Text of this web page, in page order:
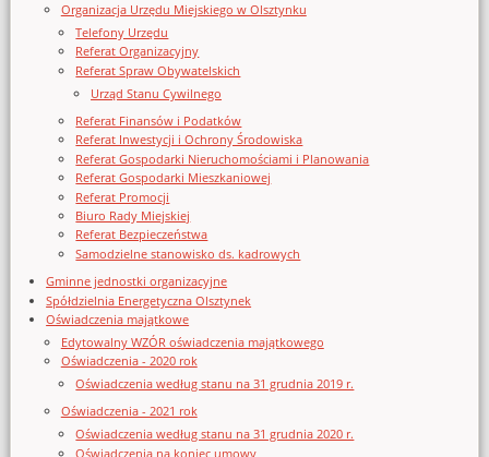
Organizacja Urzędu Miejskiego w Olsztynku
Telefony Urzędu
Referat Organizacyjny
Referat Spraw Obywatelskich
Urząd Stanu Cywilnego
Referat Finansów i Podatków
Referat Inwestycji i Ochrony Środowiska
Referat Gospodarki Nieruchomościami i Planowania
Referat Gospodarki Mieszkaniowej
Referat Promocji
Biuro Rady Miejskiej
Referat Bezpieczeństwa
Samodzielne stanowisko ds. kadrowych
Gminne jednostki organizacyjne
Spółdzielnia Energetyczna Olsztynek
Oświadczenia majątkowe
Edytowalny WZÓR oświadczenia majątkowego
Oświadczenia - 2020 rok
Oświadczenia według stanu na 31 grudnia 2019 r.
Oświadczenia - 2021 rok
Oświadczenia według stanu na 31 grudnia 2020 r.
Oświadczenia na koniec umowy